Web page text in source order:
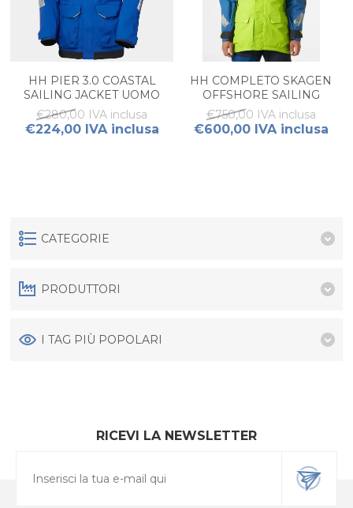
HH PIER 3.0 COASTAL
SAILING JACKET UOMO
€280,00 IVA inclusa
€224,00 IVA inclusa
HH COMPLETO SKAGEN
OFFSHORE SAILING
JACKET + BIB SALOPETTE
UOMO
€750,00 IVA inclusa
€600,00 IVA inclusa
CATEGORIE
PRODUTTORI
I TAG PIÙ POPOLARI
RICEVI LA NEWSLETTER